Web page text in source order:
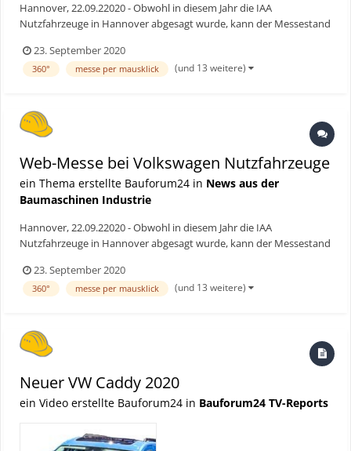
Hannover, 22.09.22020 - Obwohl in diesem Jahr die IAA
Nutzfahrzeuge in Hannover abgesagt wurde, kann der Messestand
Kunden und anderweitig Interessierten bietet VWN an, ab dem 23.
September alle Neuheiten der Marke online, als Web-Messe,
23. September 2020
360° messe per mausklick (und 13 weitere)
Web-Messe bei Volkswagen Nutzfahrzeuge
ein Thema erstellte Bauforum24 in News aus der
Baumaschinen Industrie
Hannover, 22.09.22020 - Obwohl in diesem Jahr die IAA
Nutzfahrzeuge in Hannover abgesagt wurde, kann der Messestand
Kunden und anderweitig Interessierten bietet VWN an, ab dem 23.
September alle Neuheiten der Marke online, als Web-Messe,
23. September 2020
360° messe per mausklick (und 13 weitere)
Neuer VW Caddy 2020
ein Video erstellte Bauforum24 in Bauforum24 TV-Reports